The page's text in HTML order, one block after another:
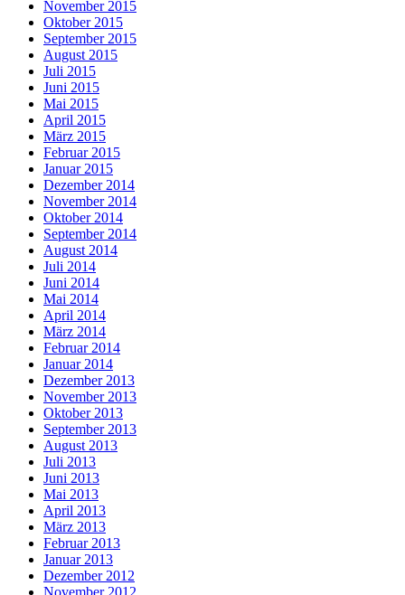
November 2015
Oktober 2015
September 2015
August 2015
Juli 2015
Juni 2015
Mai 2015
April 2015
März 2015
Februar 2015
Januar 2015
Dezember 2014
November 2014
Oktober 2014
September 2014
August 2014
Juli 2014
Juni 2014
Mai 2014
April 2014
März 2014
Februar 2014
Januar 2014
Dezember 2013
November 2013
Oktober 2013
September 2013
August 2013
Juli 2013
Juni 2013
Mai 2013
April 2013
März 2013
Februar 2013
Januar 2013
Dezember 2012
November 2012